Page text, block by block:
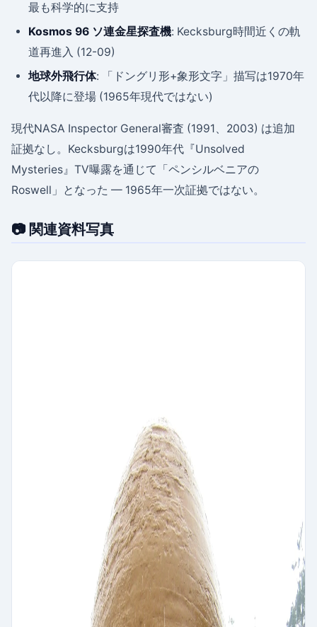
最も科学的に支持
Kosmos 96 ソ連金星探査機: Kecksburg時間近くの軌
道再進入 (12-09)
地球外飛行体: 「ドングリ形+象形文字」描写は1970年
代以降に登場 (1965年現代ではない)
現代NASA Inspector General審査 (1991、2003) は追加
証拠なし。Kecksburgは1990年代『Unsolved
Mysteries』TV曝露を通じて「ペンシルベニアの
Roswell」となった — 1965年一次証拠ではない。
📷 関連資料写真